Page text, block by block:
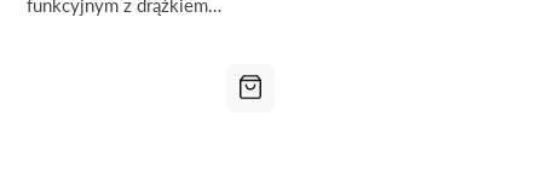
funkcyjnym z drążkiem